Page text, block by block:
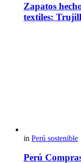
Zapatos
textiles:
in Perú sostenible
Perú